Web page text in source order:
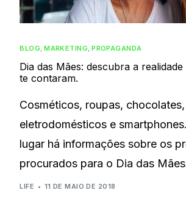
BLOG,MARKETING,PROPAGANDA
Dia das Mães: descubra a
te contaram.
Cosméticos, roupas,
eletrodomésticos e
lugar há informações sobre os
procurados para o Dia das
LIFE 11 DE MAIO DE 2018